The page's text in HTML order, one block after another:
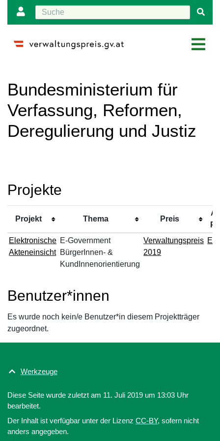
Bundesministerium für
Verfassung, Reformen,
Deregulierung und Justiz
Projekte
Projekt Thema Preis
Elektronische
Akteneinsicht
E-Government
BürgerInnen- &
KundInnenorientierung
Verwaltungspreis
2019
Benutzer*innen
Es wurde noch kein/e Benutzer*in diesem Projektträger
zugeordnet.
Werkzeuge
Diese Seite wurde zuletzt am 11. Juli 2019 um 13:03 Uhr
bearbeitet.
Der Inhalt ist verfügbar unter der Lizenz CC-BY, sofern nicht
anders angegeben.